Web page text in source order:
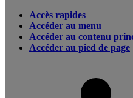
Accès rapides
Accéder au menu
Accéder au contenu
Accéder au pied de page